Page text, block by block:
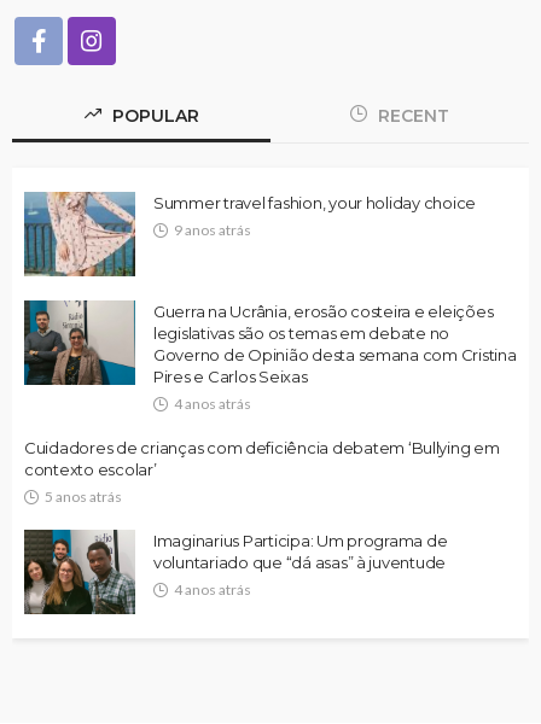
POPULAR RECENT
Summer travel fashion, your holiday choice
9 anos atrás
Guerra na Ucrânia, erosão costeira e eleições
legislativas são os temas em debate no
Governo de Opinião desta semana com Cristina
Pires e Carlos Seixas
4 anos atrás
Cuidadores de crianças com deficiência debatem ‘Bullying em
contexto escolar’
5 anos atrás
Imaginarius Participa: Um programa de
voluntariado que “dá asas” à juventude
4 anos atrás